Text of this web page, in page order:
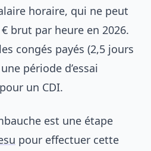
horaire, qui ne peut
brut par heure en 2026.
congés payés (2,5 jours
période d’essai
un CDI.
est une étape
pour effectuer cette